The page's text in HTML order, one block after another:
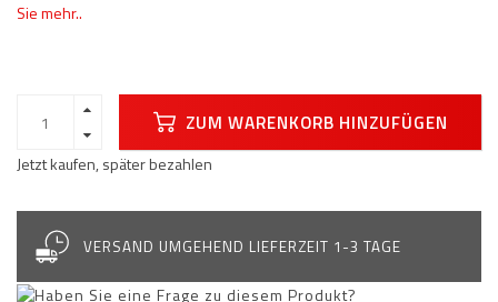
Sie mehr..
ZUM WARENKORB HINZUFÜGEN
Jetzt kaufen, später bezahlen
VERSAND UMGEHEND LIEFERZEIT 1-3 TAGE